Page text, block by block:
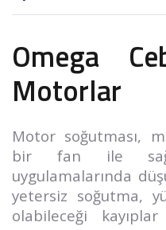
Omega
Motorlar
Motor soğutması,
bir fan ile
uygulamalarında
yetersiz soğutma,
olabileceği